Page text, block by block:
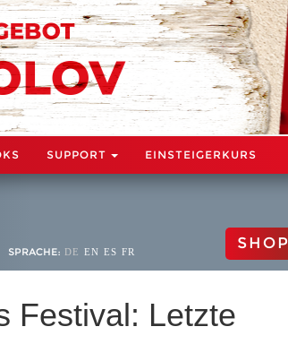
SUPPORT EINSTEIGERKURS
SPRACHE: DE EN ES FR SHOP
Festival: Letzte